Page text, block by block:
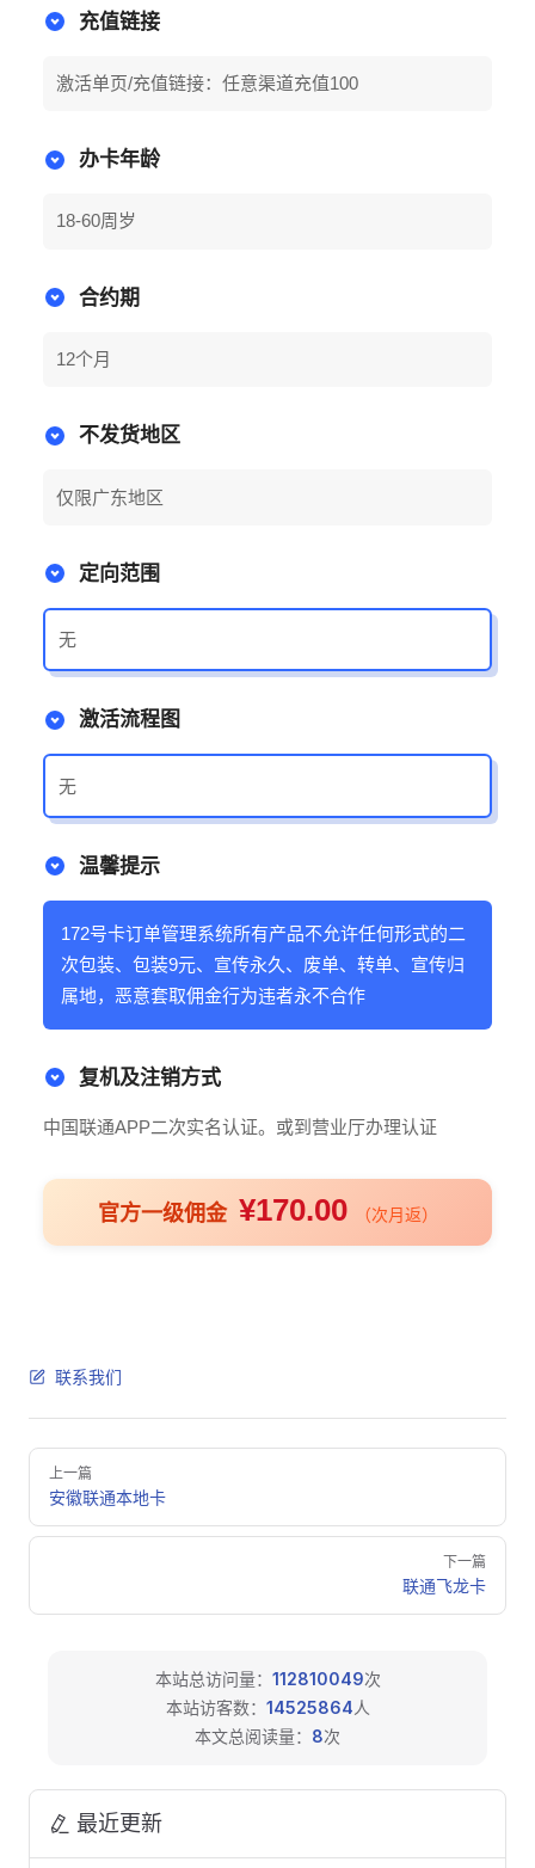
充值链接
激活单页/充值链接：任意渠道充值100
办卡年龄
18-60周岁
合约期
12个月
不发货地区
仅限广东地区
定向范围
无
激活流程图
无
温馨提示
172号卡订单管理系统所有产品不允许任何形式的二
次包装、包装9元、宣传永久、废单、转单、宣传归
属地，恶意套取佣金行为违者永不合作
复机及注销方式
中国联通APP二次实名认证。或到营业厅办理认证
官方一级佣金 ¥170.00 （次月返）
联系我们
Pager
上一篇
安徽联通本地卡
下一篇
联通飞龙卡
本站总访问量： 112810049次
本站访客数： 14525864人
本文总阅读量： 8次
最近更新